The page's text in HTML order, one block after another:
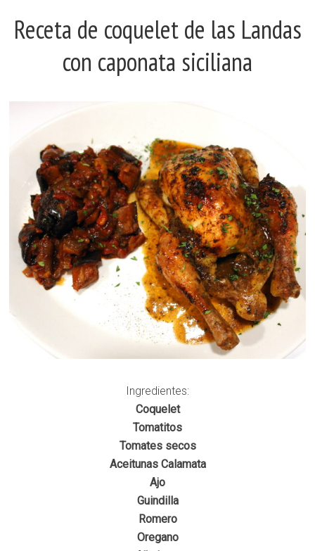
Receta de coquelet de las Landas
con caponata siciliana
Ingredientes:
Coquelet
Tomatitos
Tomates secos
Aceitunas Calamata
Ajo
Guindilla
Romero
Oregano